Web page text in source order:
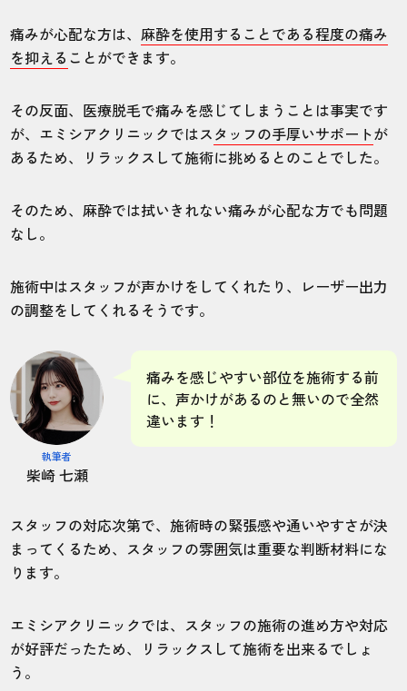
痛みが心配な方は、麻酔を使用することである程度の痛み
を抑える ことができます。
その反面、医療脱毛で痛みを感じてしまうことは事実です
が、エミシアクリニックではスタッフの手厚いサポートが
あるため、リラックスして施術に挑めるとのことでした。
そのため、麻酔では拭いきれない痛みが心配な方でも問題
なし。
施術中はスタッフが声かけをしてくれたり、レーザー出力
の調整をしてくれるそうです。
執筆者
柴崎 七瀬
痛みを感じやすい部位を施術する前
に、声かけがあるのと無いので全然
違います！
スタッフの対応次第で、施術時の緊張感や通いやすさが決
まってくるため、スタッフの雰囲気は重要な判断材料にな
ります。
エミシアクリニックでは、スタッフの施術の進め方や対応
が好評だったため、リラックスして施術を出来るでしょ
う。